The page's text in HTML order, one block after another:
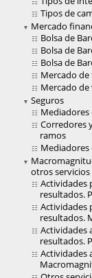
Tipos de
Mercado
Bolsa de
Bolsa de
Bolsa de
Mercado
Mercado de
Seguros
Mediadores
Corredores
ramos
Mediadores
otros servicios
Actividades
resultados.
Actividades
resultados.
Actividades
resultados.
Actividades